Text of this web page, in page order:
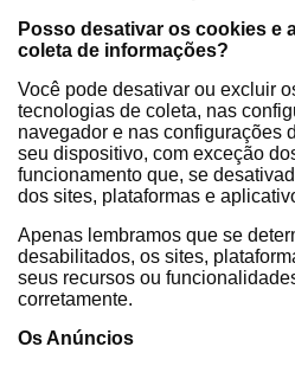
Posso desativar os cookies e
coleta de informações?
Você pode desativar ou excluir
tecnologias de coleta, nas
navegador e nas configurações
seu dispositivo, com exceção
funcionamento que, se
dos sites, plataformas e
Apenas lembramos que se
desabilitados, os sites,
seus recursos ou
corretamente.
Os Anúncios